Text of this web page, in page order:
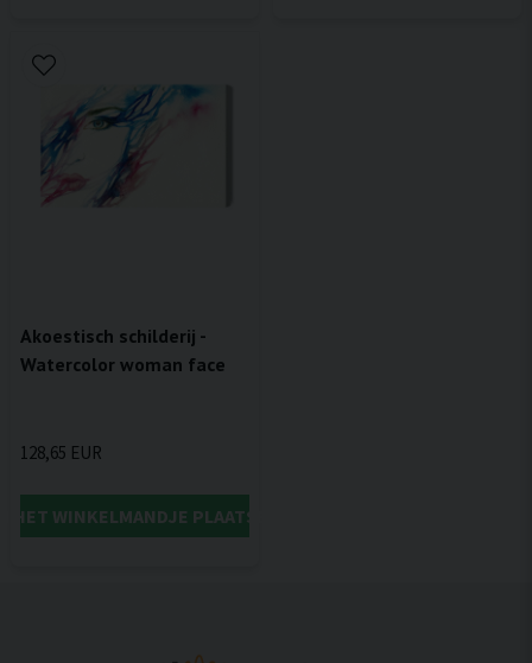
Akoestisch schilderij -
Watercolor woman face
128,65 EUR
HET WINKELMANDJE PLAATSEN